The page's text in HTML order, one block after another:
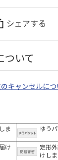
シェアする
ついて
キャンセルにつ
ま
ゆう
け
定形
けし